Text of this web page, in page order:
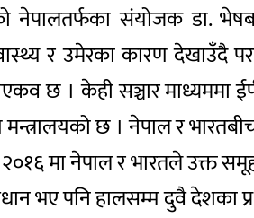
संयोजक डा.
उमेरका कारण देखाउँदै
छ । केही सञ्चार
मन्त्रालयको छ । नेपाल र
मा नेपाल र भारतले उक्त
भए पनि हालसम्म दुवै देशका